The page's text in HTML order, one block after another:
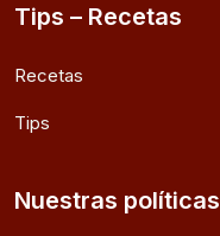
Tips – Recetas
Recetas
Tips
Nuestras políticas